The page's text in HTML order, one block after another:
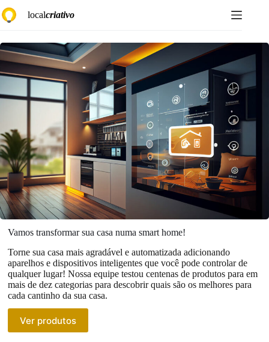
para
localcriativo
Vamos transformar sua casa numa smart home!
Torne sua casa mais agradável e automatizada adicionando
aparelhos e dispositivos inteligentes que você pode controlar de
qualquer lugar! Nossa equipe testou centenas de produtos para em
mais de dez categorias para descobrir quais são os melhores para
cada cantinho da sua casa.
Ver produtos